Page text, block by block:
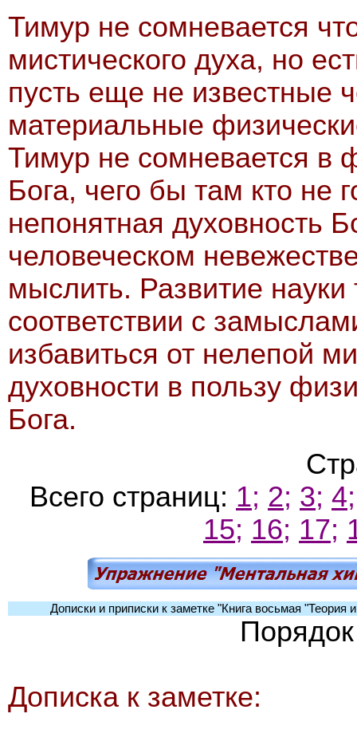
Тимур не сомневается
мистического духа, но
пусть еще не известные
материальные
Тимур не сомневается в
Бога, чего бы там кто не
непонятная духовность
человеческом
мыслить. Развитие науки
соответствии с
избавиться от нелепой
духовности в пользу
Бога.
Всего страниц: 1; 2; 3; 4;
15; 16; 17;
Дописки и приписки к заметке "Книга восьмая "Теория
Дописка к заметке: